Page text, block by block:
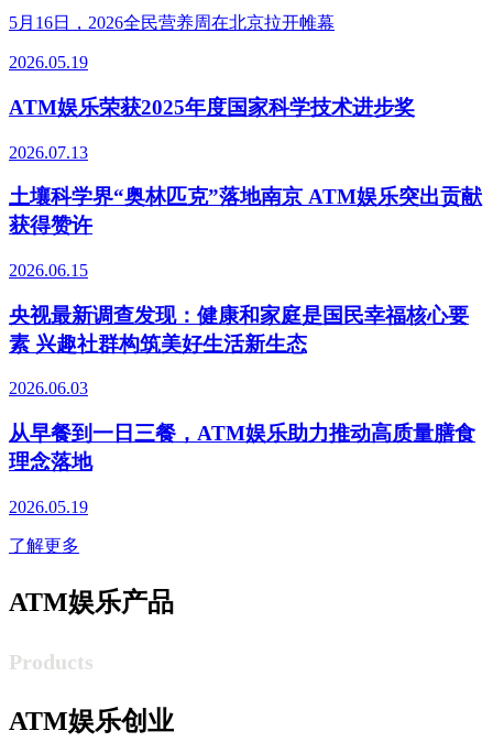
5月16日，2026全民营养周在北京拉开帷幕
2026.05.19
ATM娱乐荣获2025年度国家科学技术进步奖
2026.07.13
土壤科学界“奥林匹克”落地南京 ATM娱乐突出贡献
获得赞许
2026.06.15
央视最新调查发现：健康和家庭是国民幸福核心要
素 兴趣社群构筑美好生活新生态
2026.06.03
从早餐到一日三餐，ATM娱乐助力推动高质量膳食
理念落地
2026.05.19
了解更多
ATM娱乐产品
Products
ATM娱乐创业